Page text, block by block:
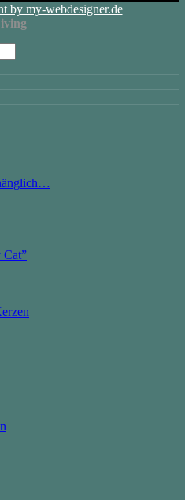
by my-webdesigner.de
Cat”